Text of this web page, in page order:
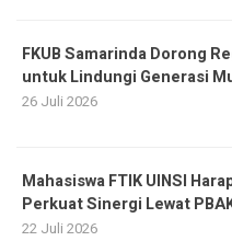
FKUB Samarinda Dorong
untuk Lindungi Generasi
26 Juli 2026
Mahasiswa FTIK UINSI
Perkuat Sinergi Lewat
22 Juli 2026